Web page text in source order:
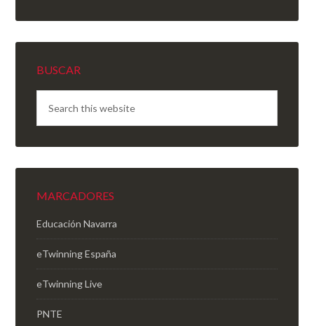
BUSCAR
MARCADORES
Educación Navarra
eTwinning España
eTwinning Live
PNTE